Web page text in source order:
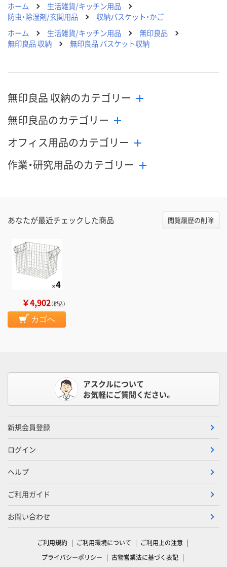
ホーム
生活雑貨/キッチン用品
防虫・除湿剤/玄関用品
収納バスケット・かご
ホーム
生活雑貨/キッチン用品
無印良品
無印良品 収納
無印良品 バスケット収納
無印良品 収納のカテゴリー
無印良品のカテゴリー
オフィス用品のカテゴリー
作業・研究用品のカテゴリー
あなたが最近チェックした商品 閲覧履歴の削除
￥4,902（税込）
カゴへ
アスクルについて
お気軽にご質問ください。
新規会員登録
ログイン
ヘルプ
ご利用ガイド
お問い合わせ
ご利用規約 ご利用環境について
ご利用上の注意
プライバシーポリシー
古物営業法に基づく表記